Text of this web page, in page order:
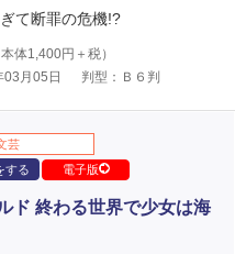
て断罪の危機!?
体1,400円＋税）
月05日
判型：Ｂ６判
芸
する
電子版
ド 終わる世界で少女は海